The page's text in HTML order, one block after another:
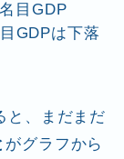
目GDP
GDPは下落
と、まだまだ
がグラフから